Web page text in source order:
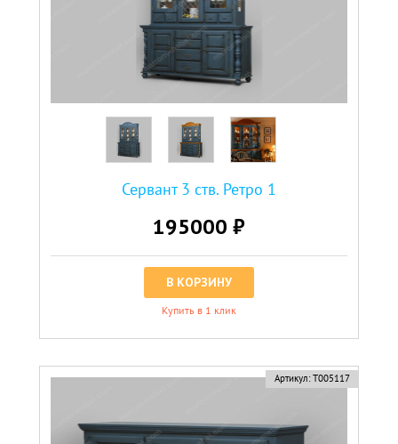
Сервант 3 ств. Ретро 1
195000 ₽
В КОРЗИНУ
Купить в 1 клик
Артикул: Т005117